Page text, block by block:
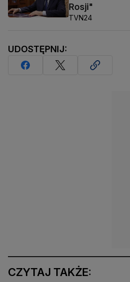
Rosji"
TVN24
UDOSTĘPNIJ:
CZYTAJ TAKŻE: